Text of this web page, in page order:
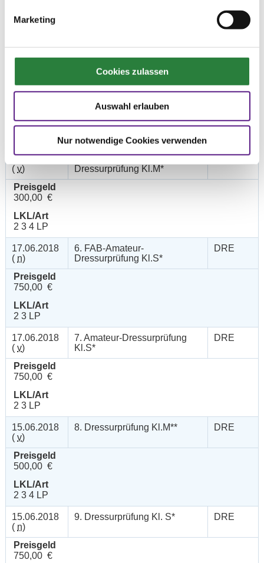
Marketing
Cookies zulassen
Auswahl erlauben
Nur notwendige Cookies verwenden
250,00 €
1 2 3 4 LP
4. Amateur-Dressurprüfung
LKL/Art
16.06.2018
( v)
5. FAB-Amateur-
Dressurprüfung Kl.M*
DRE
Preisgeld
300,00 €
LKL/Art
2 3 4 LP
17.06.2018
( n)
6. FAB-Amateur-
Dressurprüfung Kl.S*
DRE
Preisgeld
750,00 €
LKL/Art
2 3 LP
17.06.2018
( v)
7. Amateur-Dressurprüfung
Kl.S*
DRE
Preisgeld
750,00 €
LKL/Art
2 3 LP
15.06.2018
( v)
8. Dressurprüfung Kl.M** DRE
Preisgeld
500,00 €
LKL/Art
2 3 4 LP
15.06.2018
( n)
9. Dressurprüfung Kl. S* DRE
Preisgeld
750,00 €